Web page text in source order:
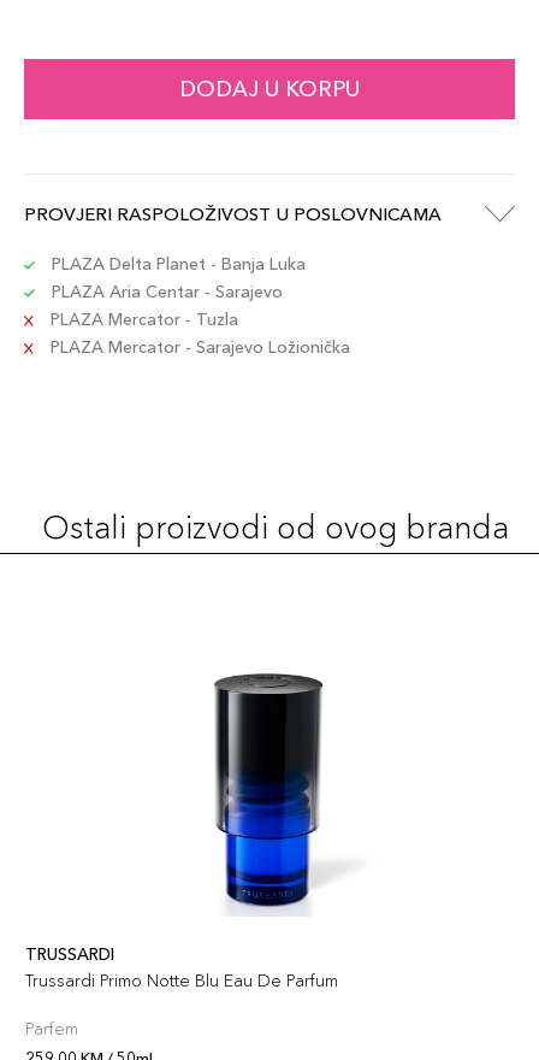
DODAJ U KORPU
PROVJERI RASPOLOŽIVOST U POSLOVNICAMA
PLAZA Delta Planet - Banja Luka
PLAZA Aria Centar - Sarajevo
PLAZA Mercator - Tuzla
PLAZA Mercator - Sarajevo Ložionička
Ostali proizvodi od ovog branda
TRUSSARDI
Trussardi Primo Notte Blu Eau De Parfum
Parfem